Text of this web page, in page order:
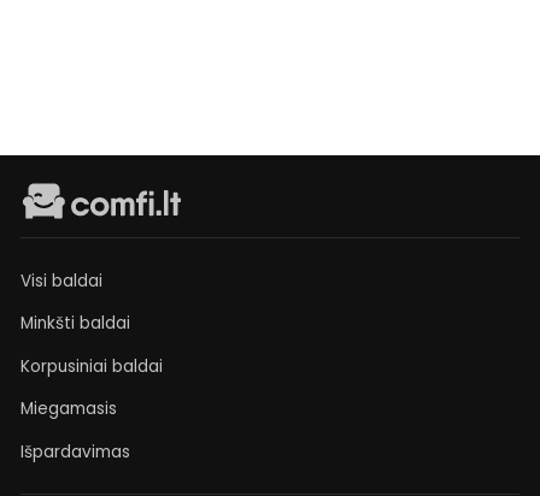
Visi baldai
Minkšti baldai
Korpusiniai baldai
Miegamasis
Išpardavimas